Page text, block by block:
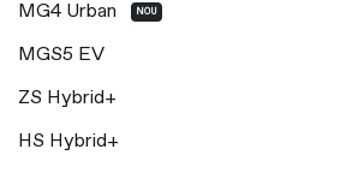
MG4 Urban NOU
MGS5 EV
ZS Hybrid+
HS Hybrid+